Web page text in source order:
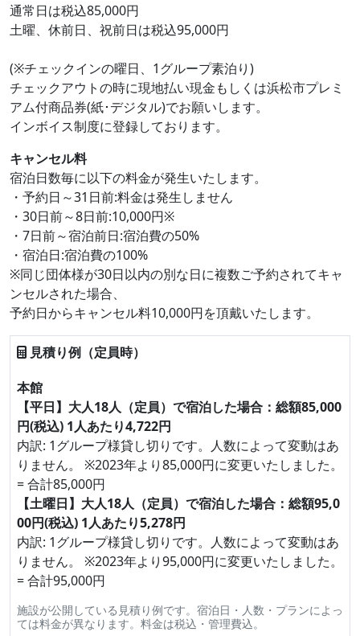
通常日は税込85,000円
土曜、休前日、祝前日は税込95,000円
(※チェックインの曜日、1グループ素泊り)
チェックアウトの時に現地払い現金もしくは浜松市プレミ
アム付商品券(紙･デジタル)でお願いします。
インボイス制度に登録しております。
キャンセル料
宿泊日数毎に以下の料金が発生いたします。
・予約日～31日前:料金は発生しません
・30日前～8日前:10,000円※
・7日前～宿泊前日:宿泊費の50%
・宿泊日:宿泊費の100%
※同じ団体様が30日以内の別な日に複数ご予約されてキャ
ンセルされた場合、
予約日からキャンセル料10,000円を頂戴いたします。
見積り例（定員時）
本館
【平日】大人18人（定員）で宿泊した場合：総額85,000
円(税込) 1人あたり4,722円
内訳: 1グループ様貸し切りです。人数によって変動はあ
りません。 ※2023年より85,000円に変更いたしました。
= 合計85,000円
【土曜日】大人18人（定員）で宿泊した場合：総額95,0
00円(税込) 1人あたり5,278円
内訳: 1グループ様貸し切りです。人数によって変動はあ
りません。 ※2023年より95,000円に変更いたしました。
= 合計95,000円
施設が公開している見積り例です。宿泊日・人数・プランによっ
ては料金が異なります。料金は税込・管理費込。